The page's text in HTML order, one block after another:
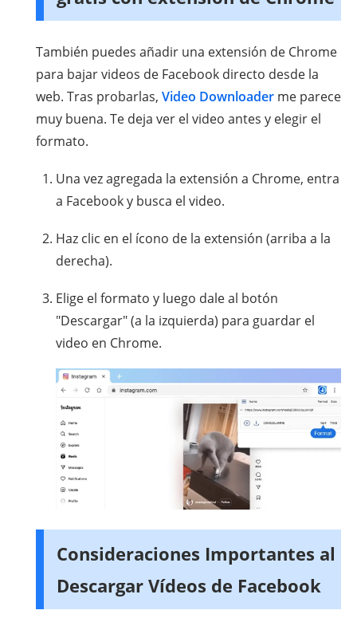
También puedes añadir una extensión de Chrome
para bajar videos de Facebook directo desde la
web. Tras probarlas, Video Downloader me parece
muy buena. Te deja ver el video antes y elegir el
formato.
Una vez agregada la extensión a Chrome, entra
a Facebook y busca el video.
Haz clic en el ícono de la extensión (arriba a la
derecha).
Elige el formato y luego dale al botón
"Descargar" (a la izquierda) para guardar el
video en Chrome.
Consideraciones Importantes al
Descargar Vídeos de Facebook